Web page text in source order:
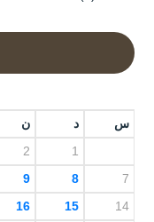
س د ن
1
2
7
8
9
14
15
16